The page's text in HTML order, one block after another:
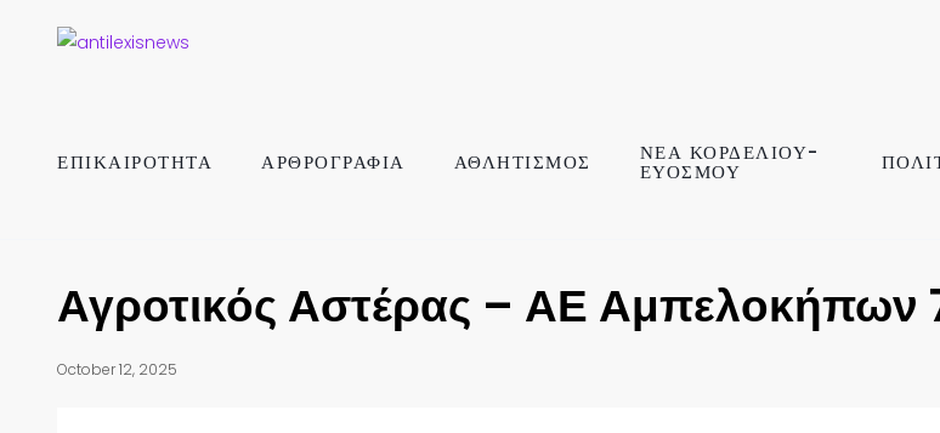
ΕΠΙΚΑΙΡΟΤΗΤΑ ΑΡΘΡΟΓΡΑΦΙΑ ΑΘΛΗΤΙΣΜΟΣ ΝΕΑ ΚΟΡΔΕΛΙΟΥ-
ΕΥΟΣΜΟΥ
Αγροτικός Αστέρας – ΑΕ Αμπελοκήπων
October 12, 2025